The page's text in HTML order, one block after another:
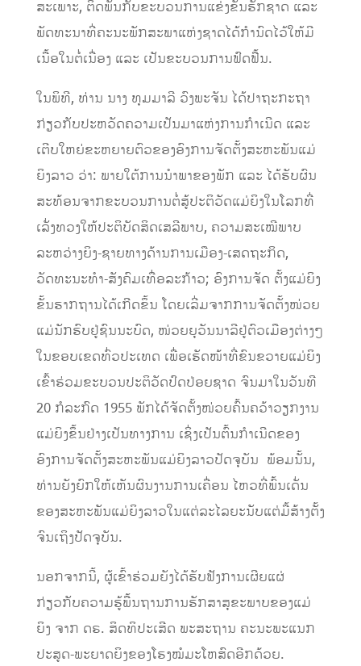
ສະເພາະ, ຕິດພັນກັບຂະບວນການແຂ່ງຂັນຮັກຊາດ ແລະ
ພັດທະນາທີ່ຄະນະພັກສະພາແຫ່ງຊາດໄດ້ກໍານົດໄວ້ໃຫ້ມີ
ເນື້ອໃນຕໍ່ເນື່ອງ ແລະ ເປັນຂະບວນການຟົດຟື້ນ.
ໃນພິທີ, ທ່ານ ນາງ ທຸມມາລີ ວົງພະຈັນ ໄດ້ປາຖະກະຖາ
ກ່ຽວກັບປະຫວັດຄວາມເປັນມາແຫ່ງການກຳເນີດ ແລະ
ເຕີບໃຫຍ່ຂະຫຍາຍຕົວຂອງອົງການຈັດຕັ້ງສະຫະພັນແມ່
ຍິງລາວ ວ່າ: ພາຍໃຕ້ການນຳພາຂອງພັກ ແລະ ໄດ້ຮັບຜົນ
ສະທ້ອນຈາກຂະບວນການຕໍ່ສູ້ປະຕິວັດແມ່ຍິງໃນໂລກທີ່
ເລັ່ງທວງໃຫ້ປະຕິບັດສິດເສລີພາບ, ຄວາມສະເໝີພາບ
ລະຫວ່າງຍິງ-ຊາຍທາງດ້ານການເມືອງ-ເສດຖະກິດ,
ວັດທະນະທຳ-ສັງຄົມເທື່ອລະກ້າວ; ອົງການຈັດ ຕັ້ງແມ່ຍິງ
ຂັ້ນຮາກຖານໄດ້ເກີດຂຶ້ນ ໂດຍເລີ່ມຈາກການຈັດຕັ້ງໜ່ວຍ
ແມ່ນັກຮົບຢູ່ຊົນນະບົດ, ໜ່ວຍຍຸວັນນາລີຢູ່ຕົວເມືອງຕ່າງໆ
ໃນຂອບເຂດທົ່ວປະເທດ ເພື່ອເຮັດໜ້າທີ່ຂົນຂວາຍແມ່ຍິງ
ເຂົ້າຮ່ວມຂະບວນປະຕິວັດປົດປ່ອຍຊາດ ຈົນມາໃນວັນທີ
20 ກໍລະກົດ 1955 ພັກໄດ້ຈັດຕັ້ງໜ່ວຍຄົ້ນຄວ້າວຽກງານ
ແມ່ຍິງຂຶ້ນຢ່າງເປັນທາງການ ເຊິ່ງເປັນຕົ້ນກຳເນີດຂອງ
ອົງການຈັດຕັ້ງສະຫະພັນແມ່ຍິງລາວປັດຈຸບັນ ພ້ອມນັ້ນ,
ທ່ານຍັງຍົກໃຫ້ເຫັນຜົນງານການເຄື່ອນ ໄຫວທີ່ພົ້ນເດັ່ນ
ຂອງສະຫະພັນແມ່ຍິງລາວໃນແຕ່ລະໄລຍະນັບແຕ່ມື້ສ້າງຕັ້ງ
ຈົນເຖິງປັດຈຸບັນ.
ນອກຈາກນີ້, ຜູ້ເຂົ້າຮ່ວມຍັງໄດ້ຮັບຟັງການເຜີຍແຜ່
ກ່ຽວກັບຄວາມຮູ້ພື້ນຖານການຮັກສາສຸຂະພາບຂອງແມ່
ຍິງ ຈາກ ດຣ. ສິດທິປະເສີດ ພະສະຖານ ຄະນະພະແນກ
ປະສູດ-ພະຍາດຍິງຂອງໂຮງໝໍມະໂຫສົດອີກດ້ວຍ.